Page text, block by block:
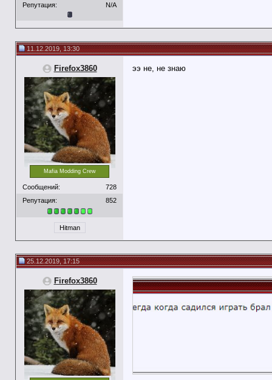
Репутация:
N/A
11.12.2019, 13:30
Firefox3860
Mafia Modding Crew
Сообщений:
728
Репутация:
852
Hitman
ээ не, не знаю
25.12.2019, 17:15
Firefox3860